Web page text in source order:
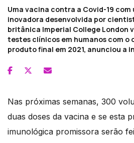
Uma vacina contra a Covid-19 com
inovadora desenvolvida por
britânica Imperial College London
testes clínicos em humanos com o
produto final em 2021, anunciou a
Nas próximas semanas, 300
duas doses da vacina e se esta
imunológica promissora serão